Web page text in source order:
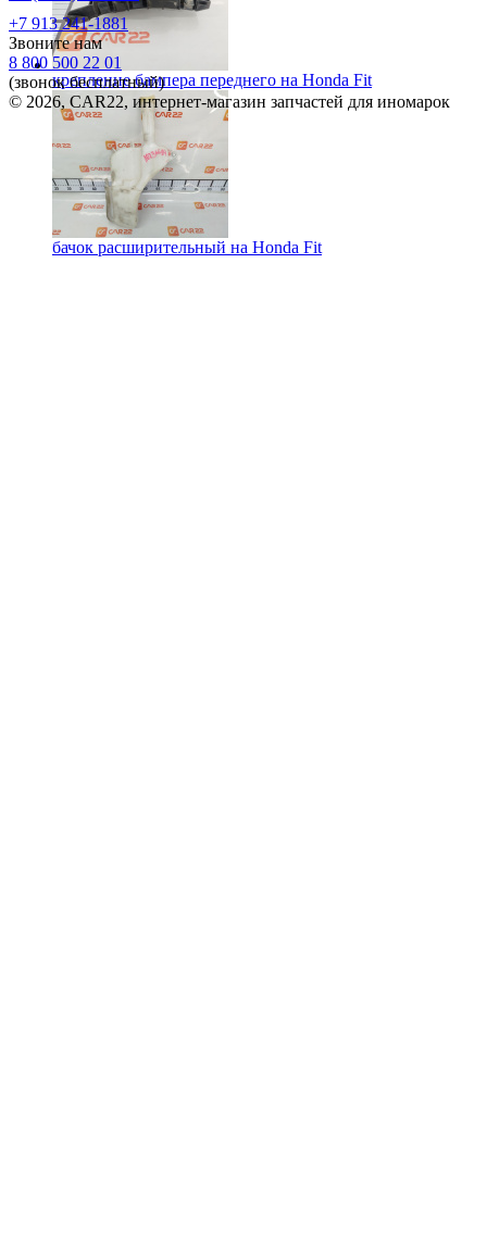
крепление бампера переднего на Honda Fit
бачок расширительный на Honda Fit
+7 913 241-1881
Звоните нам
8 800 500 22 01
(звонок бесплатный)
© 2026, CAR22, интернет-магазин запчастей для иномарок